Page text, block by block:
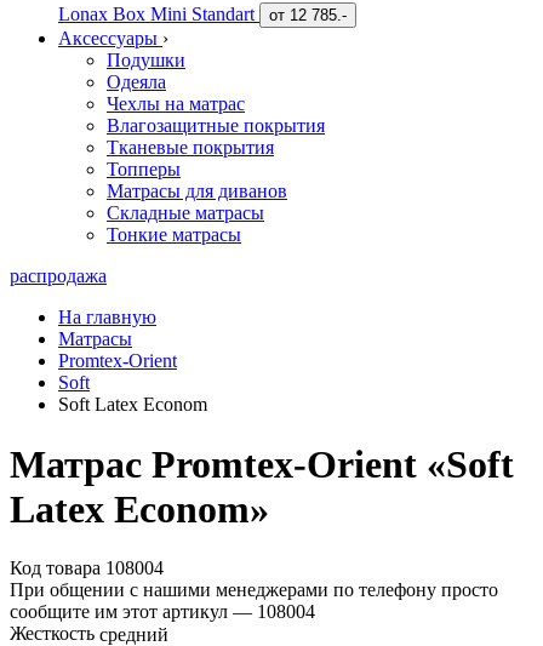
Lonax Box Mini Standart от 12 785.-
Аксессуары ›
Подушки
Одеяла
Чехлы на матрас
Влагозащитные покрытия
Тканевые покрытия
Топперы
Матрасы для диванов
Складные матрасы
Тонкие матрасы
распродажа
На главную
Матрасы
Promtex-Orient
Soft
Soft Latex Econom
Матрас Promtex-Orient «Soft
Latex Econom»
Код товара 108004
При общении с нашими менеджерами по телефону просто
сообщите им этот артикул — 108004
Жесткость средний